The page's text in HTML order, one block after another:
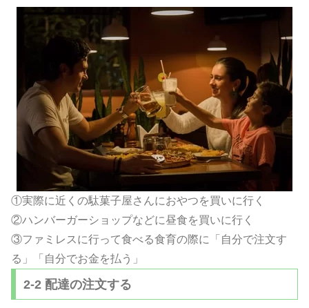
①実際に近くの駄菓子屋さんにおやつを買いに行く
②ハンバーガーショップなどに昼食を買いに行く
③ファミレスに行って食べる食育の際に「自分で注文す
る」「 自分でお金を払う」
2-2 配達の注文する